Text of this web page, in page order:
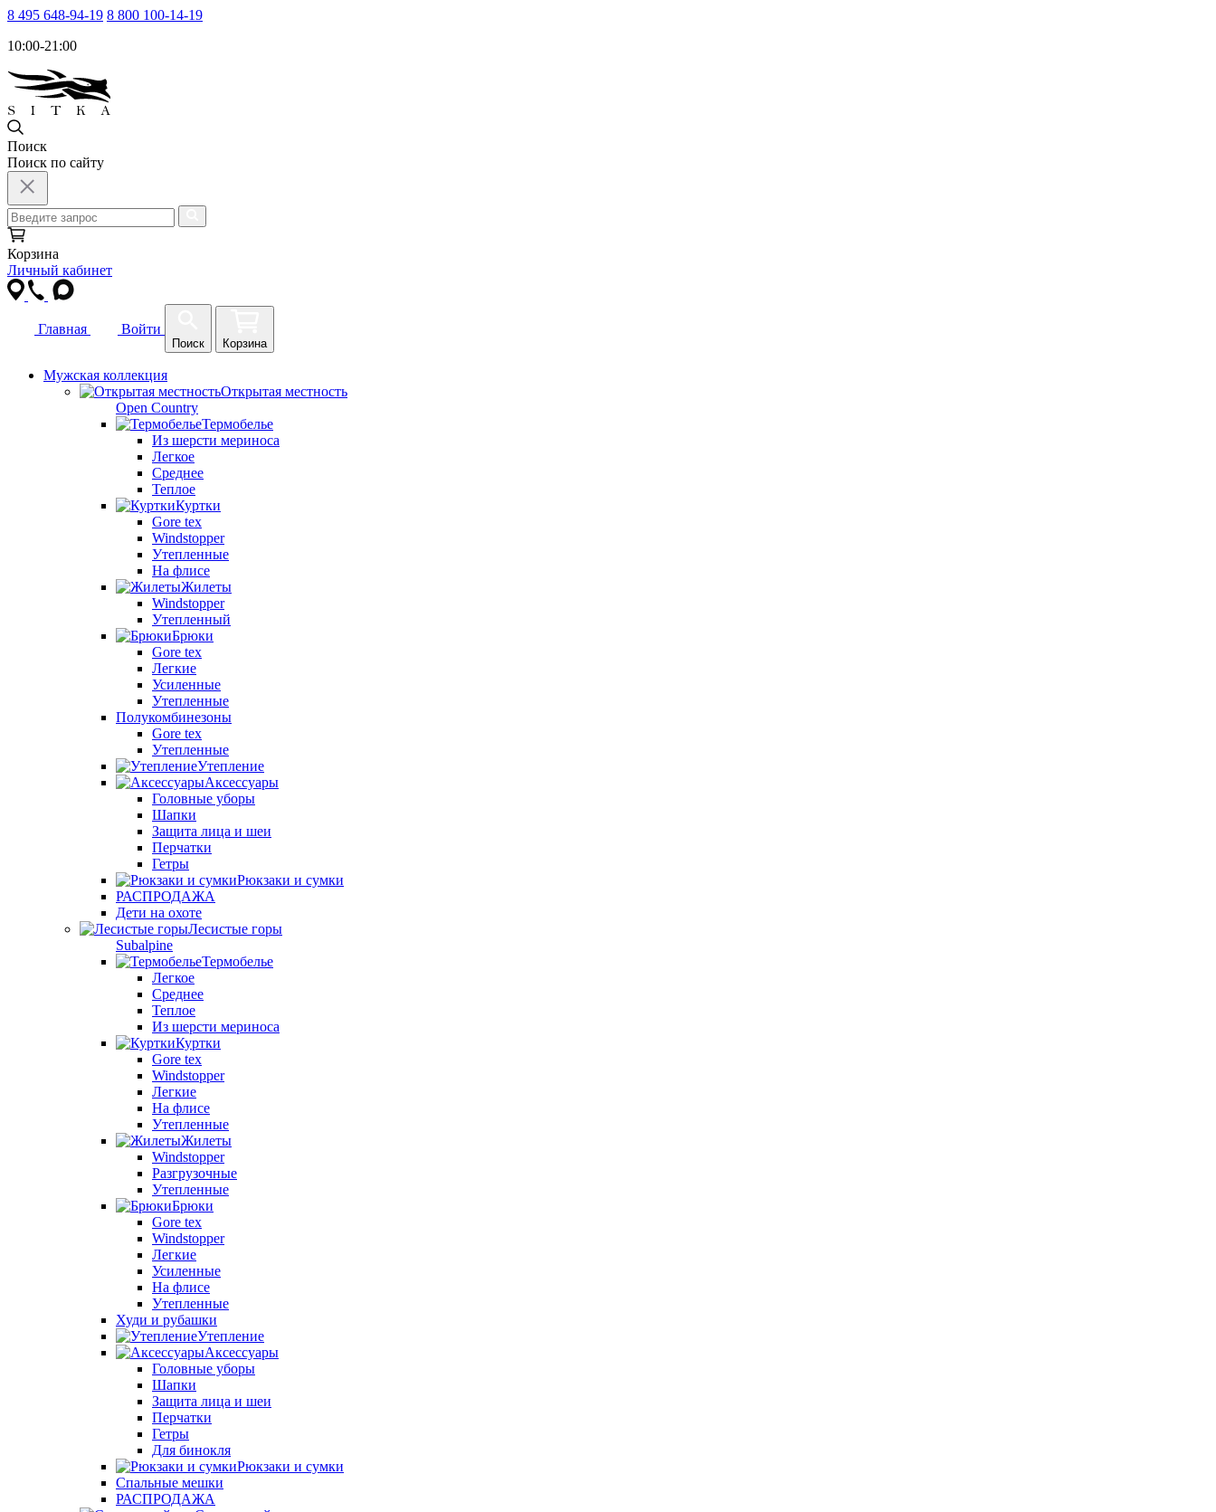
8 495 648-94-19 8 800 100-14-19
10:00-21:00
Поиск
Поиск по сайту
Корзина
Личный кабинет
Главная Войти
Поиск Корзина
Мужская коллекция
Открытая местность
Open Country
Термобелье
Из шерсти мериноса
Легкое
Среднее
Теплое
Куртки
Gore tex
Windstopper
Утепленные
На флисе
Жилеты
Windstopper
Утепленный
Брюки
Gore tex
Легкие
Усиленные
Утепленные
Полукомбинезоны
Gore tex
Утепленные
Утепление
Аксессуары
Головные уборы
Шапки
Защита лица и шеи
Перчатки
Гетры
Рюкзаки и сумки
РАСПРОДАЖА
Дети на охоте
Лесистые горы
Subalpine
Термобелье
Легкое
Среднее
Теплое
Из шерсти мериноса
Куртки
Gore tex
Windstopper
Легкие
На флисе
Утепленные
Жилеты
Windstopper
Разгрузочные
Утепленные
Брюки
Gore tex
Windstopper
Легкие
Усиленные
На флисе
Утепленные
Худи и рубашки
Утепление
Аксессуары
Головные уборы
Шапки
Защита лица и шеи
Перчатки
Гетры
Для бинокля
Рюкзаки и сумки
Спальные мешки
РАСПРОДАЖА